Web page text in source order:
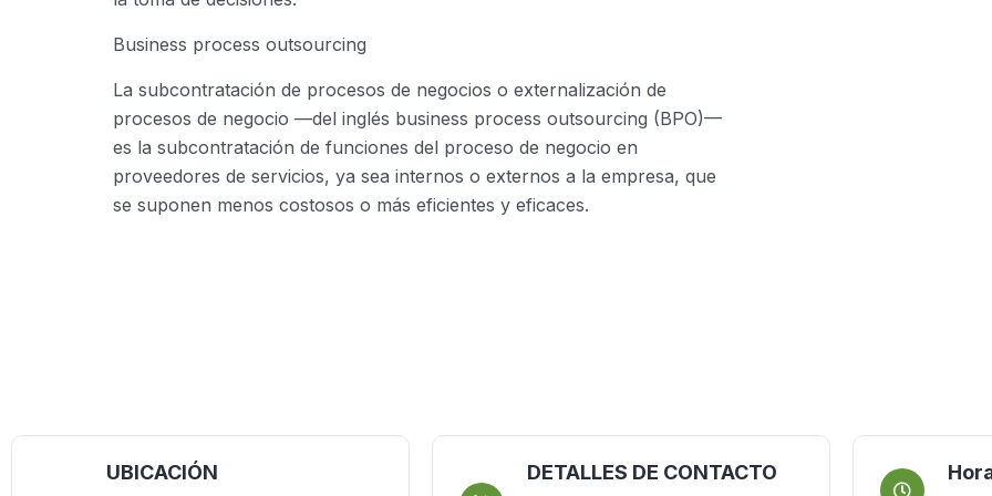
Business process outsourcing
La subcontratación de procesos de negocios o externalización de
procesos de negocio —del inglés business process outsourcing (BPO)—
es la subcontratación de funciones del proceso de negocio en
proveedores de servicios, ya sea internos o externos a la empresa, que
se suponen menos costosos o más eficientes y eficaces.
UBICACIÓN DETALLES DE CONTACTO